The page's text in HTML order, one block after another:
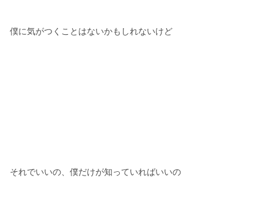
僕に気がつくことはないかもしれないけど
それでいいの、僕だけが知っていればいいの